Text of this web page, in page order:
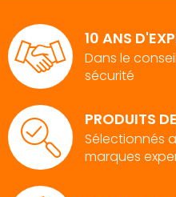
10 ANS
Dans le
sécurité
PRODUITS
Sélectionnés
marques